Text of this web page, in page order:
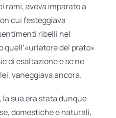
rami, aveva imparato a
cui festeggiava
ribelli nel
quell’«urlatore del prato»
di esaltazione e se ne
vaneggiava ancora.
sua era stata dunque
domestiche e naturali,